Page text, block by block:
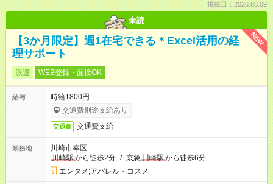
掲載日：2026.08.09
未読
NEW
【3か月限定】週1在宅できる＊Excel活用の経
理サポート
派遣 WEB登録・面接OK
給与
時給1800円
交通費別途支給あり
交通費 交通費支給
勤務地
川崎市幸区
川崎駅から徒歩2分 / 京急 川崎駅から徒歩6分
エンタメ;アパレル・コスメ